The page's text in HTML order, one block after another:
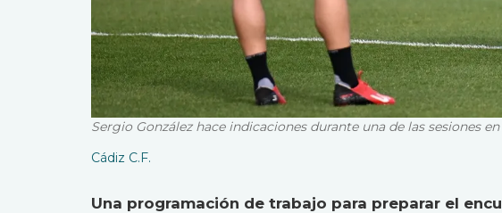
Sergio González hace indicaciones durante una de las sesiones en
Cádiz C.F.
Una programación de trabajo para preparar el